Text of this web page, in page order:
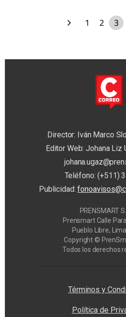
1 2 3
Director: Iván Marco
Editor Web: Johana Liz
Teléfono: (+511)
Publicidad:
PRENSMART
Prensmart Calle
Pueblo Libre,
Copyright ©
Todos los derechos
Términos y
Política de